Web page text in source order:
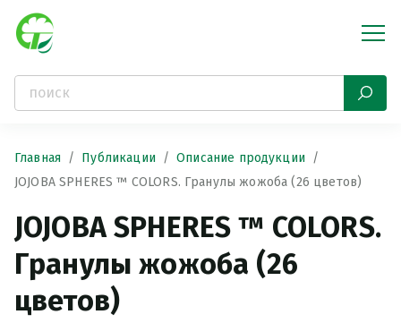
Главная Публикации
Описание продукции
JOJOBA SPHERES ™ COLORS. Гранулы жожоба (26 цветов)
JOJOBA SPHERES ™ COLORS.
Гранулы жожоба (26
цветов)